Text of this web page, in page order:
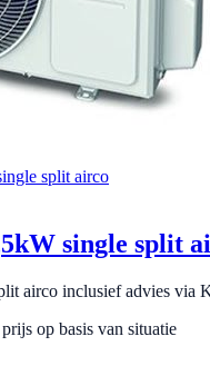
split airco
single split
airco inclusief advies via
op basis van situatie